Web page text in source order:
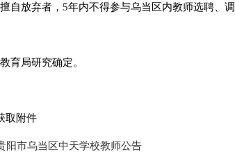
自放弃者，5年内不得参与乌当区内教师选聘、调
育局研究确定。
取附件
阳市乌当区中天学校教师公告